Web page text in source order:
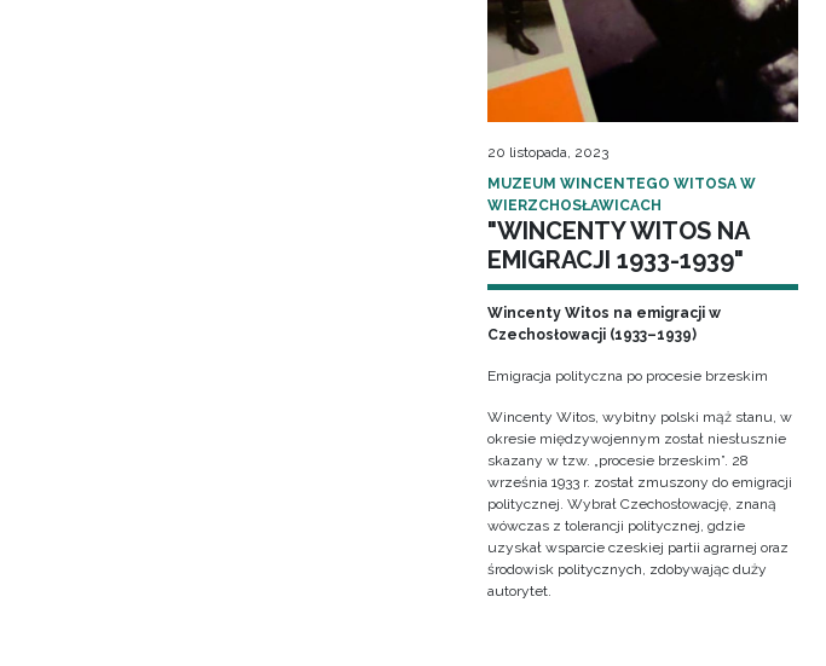
20 listopada, 2023
MUZEUM WINCENTEGO WITOSA W
WIERZCHOSŁAWICACH
"WINCENTY WITOS NA
EMIGRACJI 1933-1939"
Wincenty Witos na emigracji w
Czechosłowacji (1933–1939)
Emigracja polityczna po procesie brzeskim
Wincenty Witos, wybitny polski mąż stanu, w
okresie międzywojennym został niesłusznie
skazany w tzw. „procesie brzeskim”. 28
września 1933 r. został zmuszony do emigracji
politycznej. Wybrał Czechosłowację, znaną
wówczas z tolerancji politycznej, gdzie
uzyskał wsparcie czeskiej partii agrarnej oraz
środowisk politycznych, zdobywając duży
autorytet.